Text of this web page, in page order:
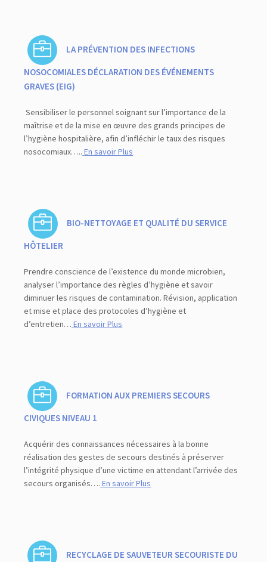
LA PRÉVENTION DES INFECTIONS
NOSOCOMIALES DÉCLARATION DES ÉVÉNEMENTS
GRAVES (EIG)
Sensibiliser le personnel soignant sur l’importance de la
maîtrise et de la mise en œuvre des grands principes de
l’hygiène hospitalière, afin d’infléchir le taux des risques
nosocomiaux….. En savoir Plus
BIO-NETTOYAGE ET QUALITÉ DU SERVICE
HÔTELIER
Prendre conscience de l’existence du monde microbien,
analyser l’importance des règles d’hygiène et savoir
diminuer les risques de contamination. Révision, application
et mise et place des protocoles d’hygiène et
d’entretien… En savoir Plus
FORMATION AUX PREMIERS SECOURS
CIVIQUES NIVEAU 1
Acquérir des connaissances nécessaires à la bonne
réalisation des gestes de secours destinés à préserver
l’intégrité physique d’une victime en attendant l’arrivée des
secours organisés…. En savoir Plus
RECYCLAGE DE SAUVETEUR SECOURISTE DU